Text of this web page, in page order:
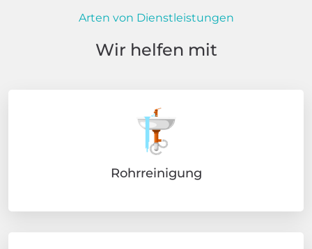
Arten von Dienstleistungen
Wir helfen mit
Rohrreinigung